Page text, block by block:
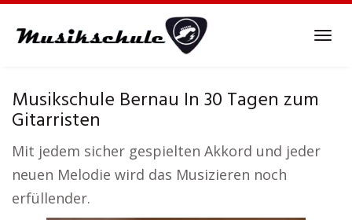
Musikschule Bernau In 30 Tagen zum
Gitarristen
Mit jedem sicher gespielten Akkord und jeder
neuen Melodie wird das Musizieren noch
erfüllender.